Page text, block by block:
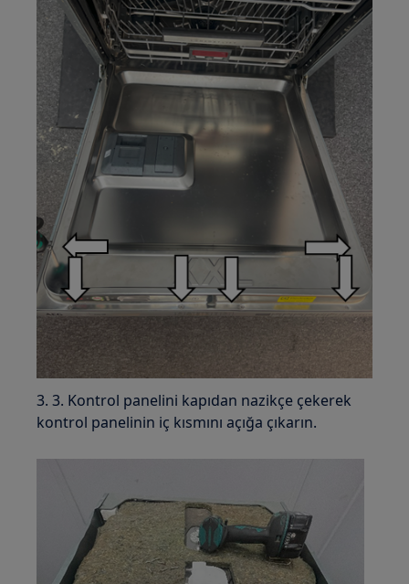
3. 3. Kontrol panelini kapıdan nazikçe çekerek
kontrol panelinin iç kısmını açığa çıkarın.